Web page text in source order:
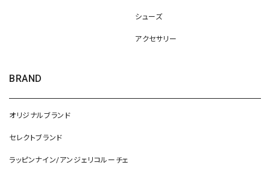
シューズ
アクセサリー
BRAND
オリジナルブランド
セレクトブランド
ラッピンナイン/アンジェリコルーチェ